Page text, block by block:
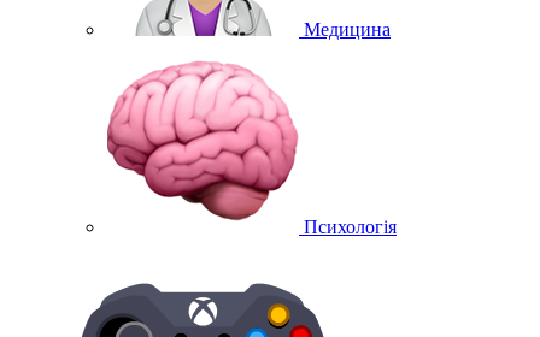
Медицина
Психологія